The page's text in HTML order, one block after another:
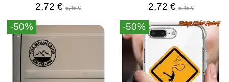
2,72 €5,45 € 2,72 €5,45 €
-50% -50%